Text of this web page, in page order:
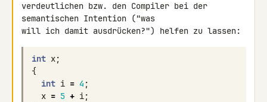
verdeutlichen bzw. den Compiler bei der
semantischen Intention ("was
int x;
{
int i = 4 ;
x = 5 + i;